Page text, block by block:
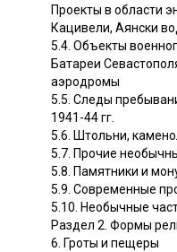
Проекты в области
Кацивели, Аянски
5.4. Объекты
Батареи
аэродромы
5.5. Следы
1941-44 гг.
5.6. Штольни,
5.7. Прочие
5.8. Памятники и
5.9. Современные
5.10. Необычные
Раздел 2. Формы
6. Гроты и пещеры